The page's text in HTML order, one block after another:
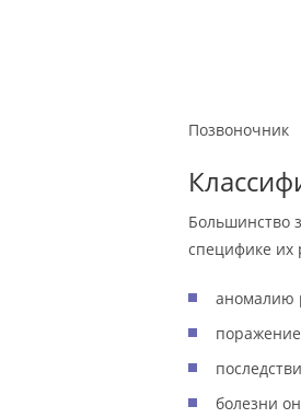
Позвоночник
Большинство
специфике
аномалию
болезни